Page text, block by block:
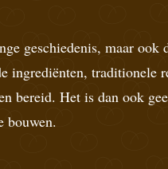
geschiedenis, maar
traditionele
bereid. Het is dan ook
bouwen.